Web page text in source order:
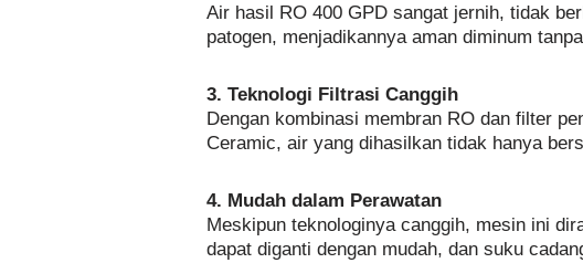
Air hasil RO 400 GPD sangat jernih, tidak
patogen, menjadikannya aman diminum
3. Teknologi Filtrasi Canggih
Dengan kombinasi membran RO dan filter
Ceramic, air yang dihasilkan tidak hanya
4. Mudah dalam Perawatan
Meskipun teknologinya canggih, mesin ini
dapat diganti dengan mudah, dan suku